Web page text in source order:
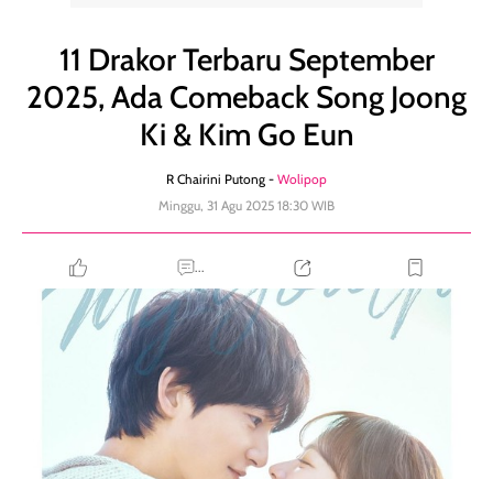
11 Drakor Terbaru September
2025, Ada Comeback Song Joong
Ki & Kim Go Eun
R Chairini Putong - Wolipop
Minggu, 31 Agu 2025 18:30 WIB
...